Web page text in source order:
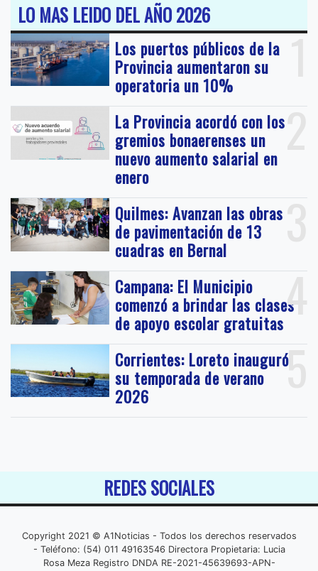
LO MAS LEIDO DEL AÑO 2026
1
Los puertos públicos de la
Provincia aumentaron su
operatoria un 10%
2
La Provincia acordó con los
gremios bonaerenses un
nuevo aumento salarial en
enero
3
Quilmes: Avanzan las obras
de pavimentación de 13
cuadras en Bernal
4
Campana: El Municipio
comenzó a brindar las clases
de apoyo escolar gratuitas
5
Corrientes: Loreto inauguró
su temporada de verano
2026
REDES SOCIALES
Copyright 2021 © A1Noticias - Todos los derechos reservados
- Teléfono: (54) 011 49163546 Directora Propietaria: Lucia
Rosa Meza Registro DNDA RE-2021-45639693-APN-